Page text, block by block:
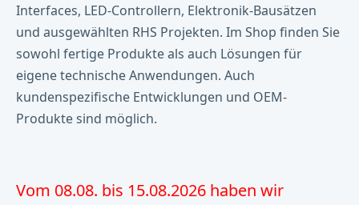
Interfaces, LED-Controllern, Elektronik-Bausätzen
und ausgewählten RHS Projekten. Im Shop finden Sie
sowohl fertige Produkte als auch Lösungen für
eigene technische Anwendungen. Auch
kundenspezifische Entwicklungen und OEM-
Produkte sind möglich.
Vom 08.08. bis 15.08.2026 haben wir